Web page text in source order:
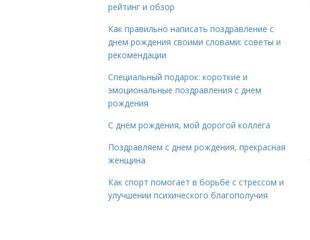
рейтинг и обзор
Как правильно написать поздравление с
днем рождения своими словами: советы и
рекомендации
Специальный подарок: короткие и
эмоциональные поздравления с днем
рождения
С днём рождения, мой дорогой коллега
Поздравляем с днем рождения, прекрасная
женщина
Как спорт помогает в борьбе с стрессом и
улучшении психического благополучия